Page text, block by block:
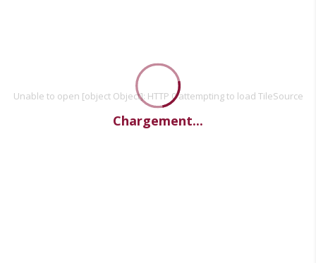
Unable to open [object Object]: HTTP 0 attempting to load TileSource
Chargement...